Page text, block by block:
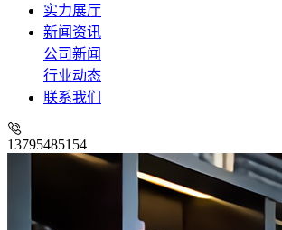
实力展厅
新闻资讯
公司新闻
行业动态
联系我们
13795485154